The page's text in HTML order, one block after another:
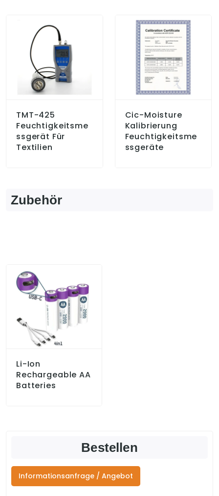
TMT-425
Feuchtigkeitsme
Ssgerät Für
Textilien
Cic-Moisture
Kalibrierung
Feuchtigkeitsme
Ssgeräte
Zubehör
Li-Ion
Rechargeable AA
Batteries
Bestellen
Informationsanfrage / Angebot